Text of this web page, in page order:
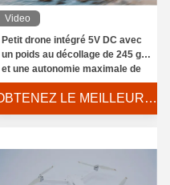
Video
Petit drone intégré 5V DC avec
un poids au décollage de 245 g
et une autonomie maximale de
32 min Empattement de 214 mm
OBTENEZ LE MEILLEUR PRIX